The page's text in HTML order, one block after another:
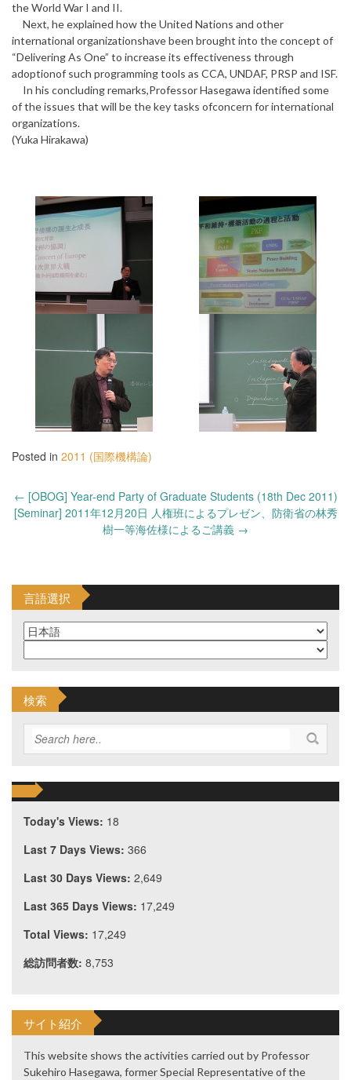
the World War I and II.
Next, he explained how the United Nations and other
international organizationshave been brought into the concept of
“Delivering As One” to increase its effectiveness through
adoptionof such programming tools as CCA, UNDAF, PRSP and ISF.
In his concluding remarks,Professor Hasegawa identified some
of the issues that will be the key tasks ofconcern for international
organizations.
(Yuka Hirakawa)
Posted in 2011 (国際機構論)
Post
navigation
← [OBOG] Year-end Party of Graduate Students (18th Dec 2011)
[Seminar] 2011年12月20日 人権班によるプレゼン、防衛省の林秀
樹一等海佐様によるご講義 →
言語選択
検索
Today's Views: 18
Last 7 Days Views: 366
Last 30 Days Views: 2,649
Last 365 Days Views: 17,249
Total Views: 17,249
総訪問者数: 8,753
サイト紹介
This website shows the activities carried out by Professor
Sukehiro Hasegawa, former Special Representative of the